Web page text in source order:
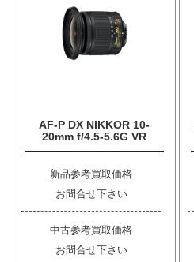
AF-P DX NIKKOR 10-
20mm f/4.5-5.6G VR
新品参考買取価格
お問合せ下さい
中古参考買取価格
お問合せ下さい